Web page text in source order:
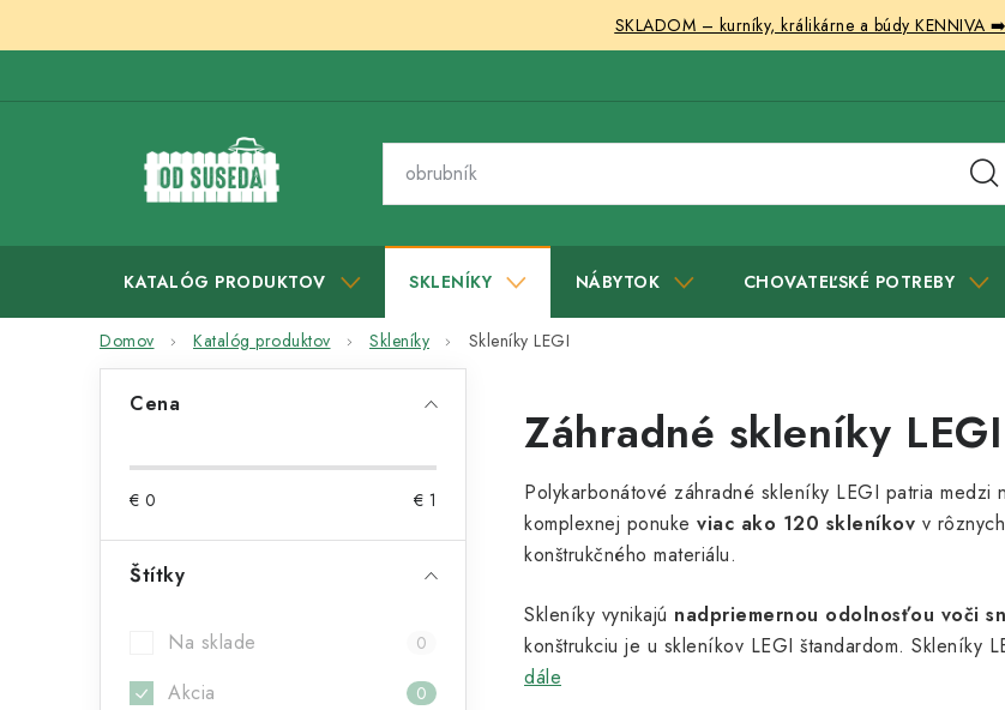
SKLADOM – kurníky, králikárne a búdy KENNIVA ➡️
KATALÓG PRODUKTOV SKLENÍKY NÁBYTOK CHOVATEĽSKÉ POTREBY
Domov Katalóg produktov Skleníky Skleníky LEGI
n
Cena
€ 0 € 1
Štítky
Na sklade 0
Akcia 0
Záhradné skleníky LEGI
Polykarbonátové záhradné skleníky LEGI patria medzi
komplexnej ponuke viac ako 120 skleníkov v
konštrukčného materiálu.
Skleníky vynikajú nadpriemernou odolnosťou voči
konštrukciu je u skleníkov LEGI štandardom. Skleníky
dále